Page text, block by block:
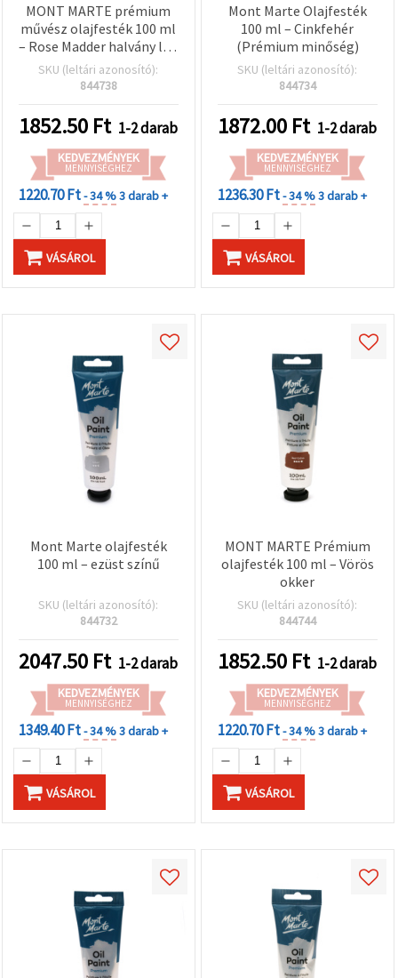
MONT MARTE prémium
művész olajfesték 100 ml
– Rose Madder halvány lila
(pink)
SKU (leltári azonosító):
844738
1852.50 Ft 1-2 darab
KEDVEZMÉNYEK
MENNYISÉGHEZ
1220.70 Ft- 34 %3 darab +
VÁSÁROL
Mont Marte Olajfesték
100 ml – Cinkfehér
(Prémium minőség)
SKU (leltári azonosító):
844734
1872.00 Ft 1-2 darab
KEDVEZMÉNYEK
MENNYISÉGHEZ
1236.30 Ft- 34 %3 darab +
VÁSÁROL
Mont Marte olajfesték
100 ml – ezüst színű
SKU (leltári azonosító):
844732
2047.50 Ft 1-2 darab
KEDVEZMÉNYEK
MENNYISÉGHEZ
1349.40 Ft- 34 %3 darab +
VÁSÁROL
MONT MARTE Prémium
olajfesték 100 ml – Vörös
okker
SKU (leltári azonosító):
844744
1852.50 Ft 1-2 darab
KEDVEZMÉNYEK
MENNYISÉGHEZ
1220.70 Ft- 34 %3 darab +
VÁSÁROL